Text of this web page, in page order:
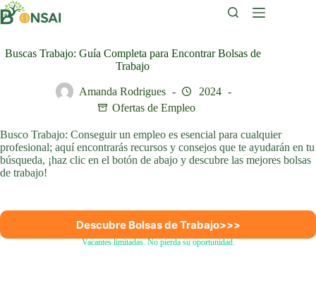
Saltar
al
Buscas Trabajo: Guía Completa para Encontrar Bolsas de
Trabajo
Amanda Rodrigues
2024
Ofertas de Empleo
Busco Trabajo: Conseguir un empleo es esencial para cualquier
profesional; aquí encontrarás recursos y consejos que te ayudarán en tu
búsqueda, ¡haz clic en el botón de abajo y descubre las mejores bolsas
de trabajo!
Descubre Bolsas de Trabajo>>>
Vacantes limitadas. No pierda su oportunidad.